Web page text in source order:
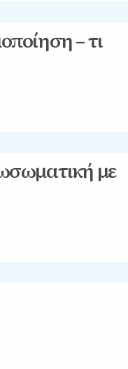
– τι
με